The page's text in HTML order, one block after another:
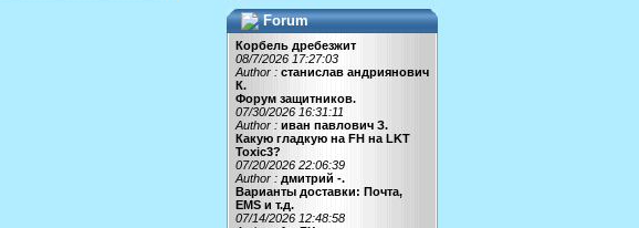
Forum
Корбель дребезжит
08/7/2026 17:27:03
Author : станислав андриянович
К.
Форум защитников.
07/30/2026 16:31:11
Author : иван павлович З.
Какую гладкую на FH на LKT
Toxic3?
07/20/2026 22:06:39
Author : дмитрий -.
Варианты доставки: Почта,
EMS и т.д.
07/14/2026 12:48:58